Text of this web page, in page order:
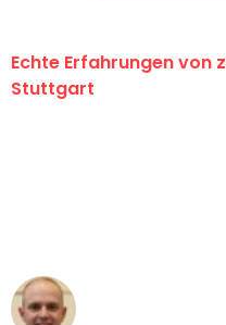
Echte Erfahrungen von
Stuttgart